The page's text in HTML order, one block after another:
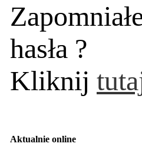
hasła ?
Kliknij
Aktualnie online